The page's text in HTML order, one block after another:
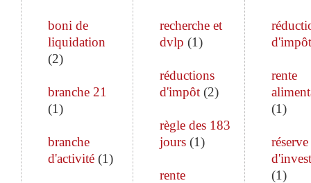
boni de
liquidation
(2)
branche 21
(1)
branche
d'activité (1)
recherche et
dvlp (1)
réductions
d'impôt(2)
règle des 183
jours(1)
rente
d'impôt
rente
(1)
réserve
(1)